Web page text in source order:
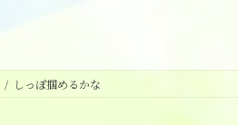
しっぽ掴めるかな